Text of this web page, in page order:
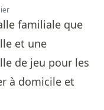
familiale que
et une
de jeu pour les
à domicile et